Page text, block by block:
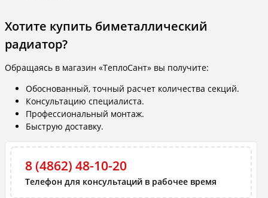
Хотите купить биметаллический
радиатор?
Обращаясь в магазин «ТеплоСант» вы получите:
Обоснованный, точный расчет количества секций.
Консультацию специалиста.
Профессиональный монтаж.
Быструю доставку.
8 (4862) 48-10-20
Телефон для консультаций в рабочее время